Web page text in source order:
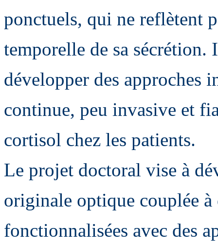
ponctuels, qui ne reflètent
temporelle de sa sécrétion.
développer des approches
continue, peu invasive et
cortisol chez les patients.
Le projet doctoral vise à
originale optique couplée
fonctionnalisées avec des